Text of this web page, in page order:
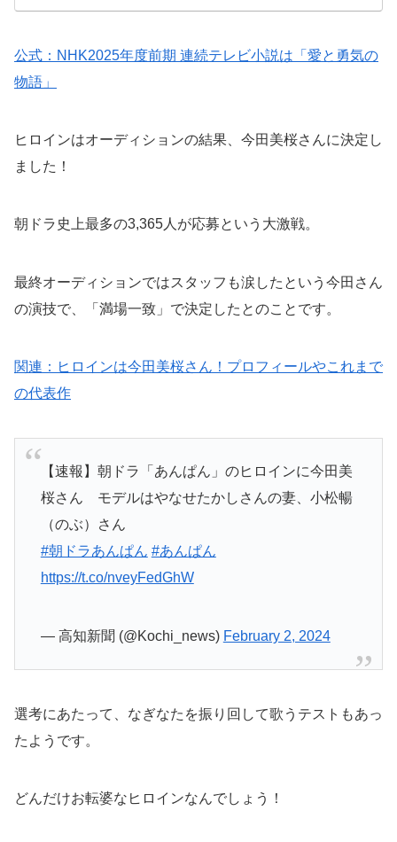
公式：NHK2025年度前期 連続テレビ小説は「愛と勇気の
物語」
ヒロインはオーディションの結果、今田美桜さんに決定し
ました！
朝ドラ史上最多の3,365人が応募という大激戦。
最終オーディションではスタッフも涙したという今田さん
の演技で、「満場一致」で決定したとのことです。
関連：ヒロインは今田美桜さん！プロフィールやこれまで
の代表作
【速報】朝ドラ「あんぱん」のヒロインに今田美
桜さん モデルはやなせたかしさんの妻、小松暢
（のぶ）さん
#朝ドラあんぱん #あんぱん
https://t.co/nveyFedGhW
— 高知新聞 (@Kochi_news) February 2, 2024
選考にあたって、なぎなたを振り回して歌うテストもあっ
たようです。
どんだけお転婆なヒロインなんでしょう！